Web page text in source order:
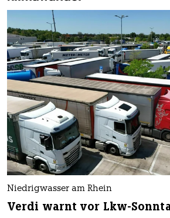
Niedrigwasser am Rhein
Verdi warnt vor Lkw-